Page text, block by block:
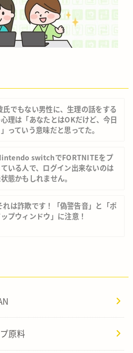
氏でもない男性に、生理の話をする
理は「あなたとはOKだけど、今日
っていう意味だと思ってた。
switchでFORTNITEをプ
ている人で、ログイン出来ないのは
態かもしれません。
れは詐欺です！「偽警告音」と「ポ
プウィンドウ」に注意！
原料